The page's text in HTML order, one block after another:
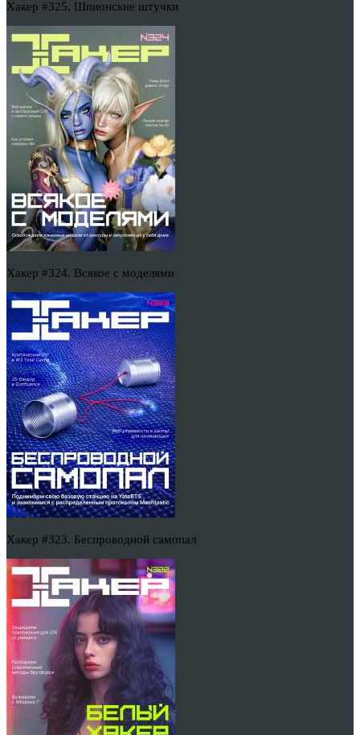
Хакер #325. Шпионские штучки
Хакер #324. Всякое с моделями
Хакер #323. Беспроводной самопал